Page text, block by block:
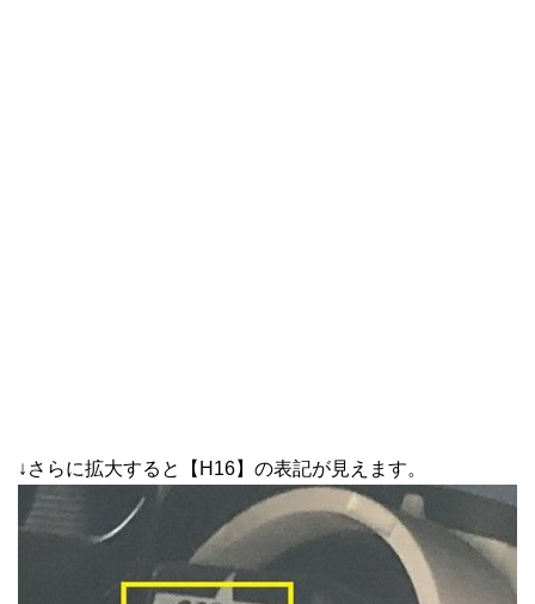
↓さらに拡大すると【H16】の表記が見えます。